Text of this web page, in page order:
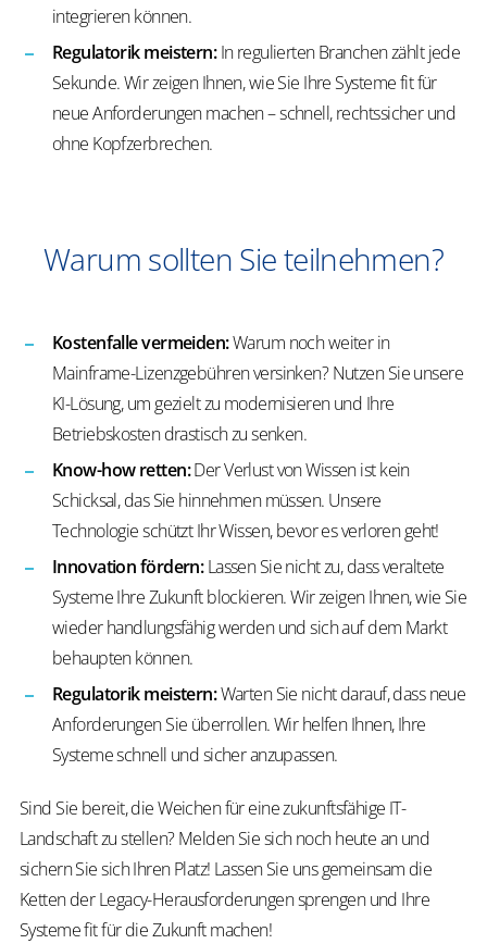
integrieren können.
Regulatorik meistern:In regulierten Branchen zählt jede
Sekunde. Wir zeigen Ihnen, wie Sie Ihre Systeme fit für
neue Anforderungen machen – schnell, rechtssicher und
ohne Kopfzerbrechen.
Warum sollten Sie teilnehmen?
Kostenfalle vermeiden:Warum noch weiter in
Mainframe-Lizenzgebühren versinken? Nutzen Sie unsere
KI-Lösung, um gezielt zu modernisieren und Ihre
Betriebskosten drastisch zu senken.
Know-how retten:Der Verlust von Wissen ist kein
Schicksal, das Sie hinnehmen müssen. Unsere
Technologie schützt Ihr Wissen, bevor es verloren geht!
Innovation fördern:Lassen Sie nicht zu, dass veraltete
Systeme Ihre Zukunft blockieren. Wir zeigen Ihnen, wie Sie
wieder handlungsfähig werden und sich auf dem Markt
behaupten können.
Regulatorik meistern:Warten Sie nicht darauf, dass neue
Anforderungen Sie überrollen. Wir helfen Ihnen, Ihre
Systeme schnell und sicher anzupassen.
Sind Sie bereit, die Weichen für eine zukunftsfähige IT-
Landschaft zu stellen? Melden Sie sich noch heute an und
sichern Sie sich Ihren Platz! Lassen Sie uns gemeinsam die
Ketten der Legacy-Herausforderungen sprengen und Ihre
Systeme fit für die Zukunft machen!